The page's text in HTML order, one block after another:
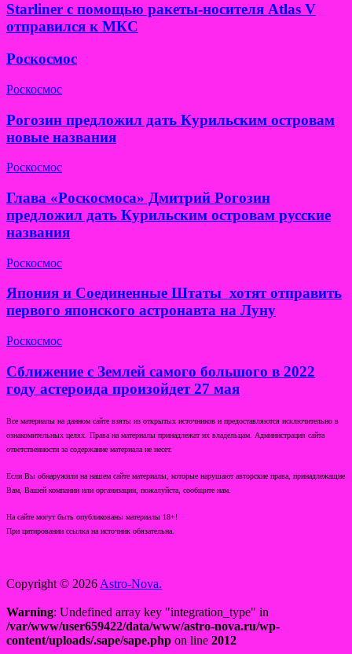
Starliner с помощью ракеты-носителя Atlas V
отправился к МКС
Роскосмос
Роскосмос
Рогозин предложил дать Курильским островам
новые названия
Роскосмос
Глава «Роскосмоса» Дмитрий Рогозин
предложил дать Курильским островам русские
названия
Роскосмос
Япония и Соединенные Штаты хотят отправить
первого японского астронавта на Луну
Роскосмос
Сближение с Землей самого большого в 2022
году астероида произойдет 27 мая
Все материалы на данном сайте взяты из открытых источников и предоставляются исключительно в
ознакомительных целях. Права на материалы принадлежат их владельцам. Администрация сайта
ответственности за содержание материала не несет.
Если Вы обнаружили на нашем сайте материалы, которые нарушают авторские права, принадлежащие
Вам, Вашей компании или организации, пожалуйста, сообщите нам.
На сайте могут быть опубликованы материалы 18+!
При цитировании ссылка на источник обязательна.
Copyright © 2026 Astro-Nova.
Warning: Undefined array key "integration_type" in
/var/www/user659422/data/www/astro-nova.ru/wp-
content/uploads/.sape/sape.php on line 2012